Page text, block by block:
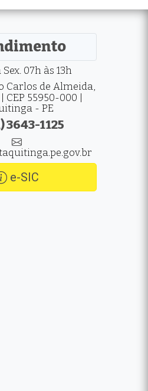
Sex. 07h às 13h
Carlos de Almeida,
55950-000 |
- PE
3643-1125
e-SIC